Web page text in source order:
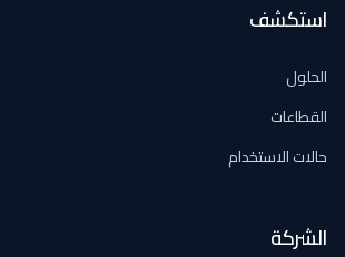
استكشف
الحلول
القطاعات
حالات الاستخدام
الشركة